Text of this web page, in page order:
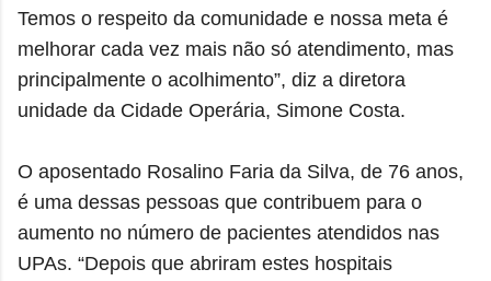
Temos o respeito da comunidade e nossa meta é
melhorar cada vez mais não só atendimento, mas
principalmente o acolhimento”, diz a diretora
unidade da Cidade Operária, Simone Costa.
O aposentado Rosalino Faria da Silva, de 76 anos,
é uma dessas pessoas que contribuem para o
aumento no número de pacientes atendidos nas
UPAs. “Depois que abriram estes hospitais